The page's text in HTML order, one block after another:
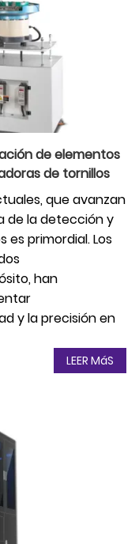
de elementos
de tornillos
que avanzan
de la detección y
primordial. Los
han
y la precisión en
LEER MáS